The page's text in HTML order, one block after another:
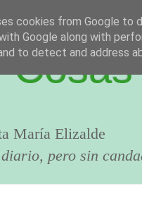
Cosas
María Elizalde
pero sin
cookies from Google to
Google along with
to detect and address